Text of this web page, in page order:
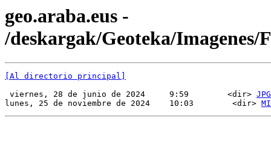
geo.araba.eus -
/deskargak/Geoteka/Imagenes/
[Al directorio principal]
viernes, 28 de junio de 2024     9:59        <dir> JPG
lunes, 25 de noviembre de 2024    10:03        <dir>